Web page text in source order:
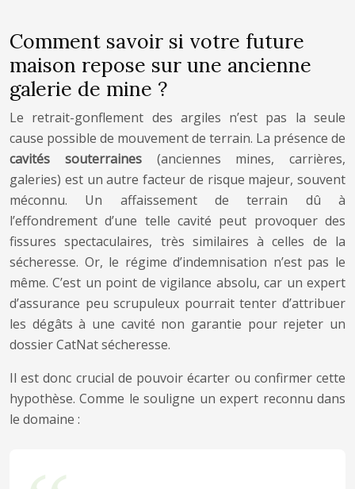
Comment savoir si votre future
maison repose sur une ancienne
galerie de mine ?
Le retrait-gonflement des argiles n’est pas la seule
cause possible de mouvement de terrain. La présence de
cavités souterraines(anciennes mines, carrières,
galeries) est un autre facteur de risque majeur, souvent
méconnu. Un affaissement de terrain dû à
l’effondrement d’une telle cavité peut provoquer des
fissures spectaculaires, très similaires à celles de la
sécheresse. Or, le régime d’indemnisation n’est pas le
même. C’est un point de vigilance absolu, car un expert
d’assurance peu scrupuleux pourrait tenter d’attribuer
les dégâts à une cavité non garantie pour rejeter un
dossier CatNat sécheresse.
Il est donc crucial de pouvoir écarter ou confirmer cette
hypothèse. Comme le souligne un expert reconnu dans
le domaine :